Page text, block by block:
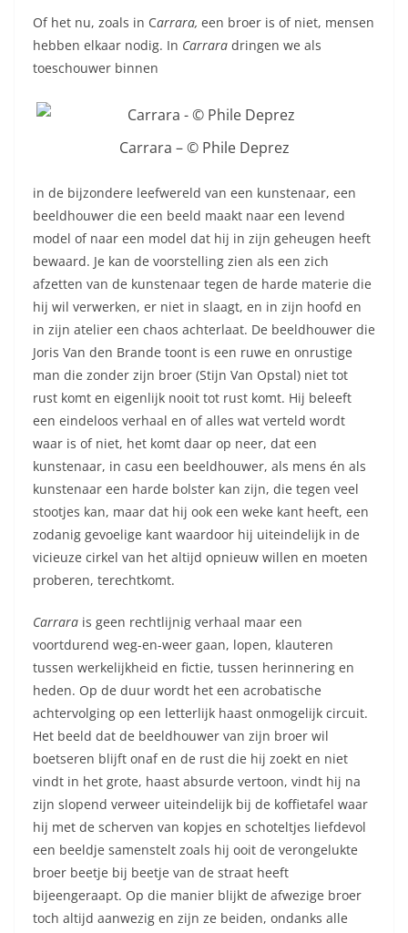
Of het nu, zoals in Carrara, een broer is of niet, mensen
hebben elkaar nodig. In Carrara dringen we als
toeschouwer binnen
Carrara – © Phile Deprez
in de bijzondere leefwereld van een kunstenaar, een
beeldhouwer die een beeld maakt naar een levend
model of naar een model dat hij in zijn geheugen heeft
bewaard. Je kan de voorstelling zien als een zich
afzetten van de kunstenaar tegen de harde materie die
hij wil verwerken, er niet in slaagt, en in zijn hoofd en
in zijn atelier een chaos achterlaat. De beeldhouwer die
Joris Van den Brande toont is een ruwe en onrustige
man die zonder zijn broer (Stijn Van Opstal) niet tot
rust komt en eigenlijk nooit tot rust komt. Hij beleeft
een eindeloos verhaal en of alles wat verteld wordt
waar is of niet, het komt daar op neer, dat een
kunstenaar, in casu een beeldhouwer, als mens én als
kunstenaar een harde bolster kan zijn, die tegen veel
stootjes kan, maar dat hij ook een weke kant heeft, een
zodanig gevoelige kant waardoor hij uiteindelijk in de
vicieuze cirkel van het altijd opnieuw willen en moeten
proberen, terechtkomt.
Carrara is geen rechtlijnig verhaal maar een
voortdurend weg-en-weer gaan, lopen, klauteren
tussen werkelijkheid en fictie, tussen herinnering en
heden. Op de duur wordt het een acrobatische
achtervolging op een letterlijk haast onmogelijk circuit.
Het beeld dat de beeldhouwer van zijn broer wil
boetseren blijft onaf en de rust die hij zoekt en niet
vindt in het grote, haast absurde vertoon, vindt hij na
zijn slopend verweer uiteindelijk bij de koffietafel waar
hij met de scherven van kopjes en schoteltjes liefdevol
een beeldje samenstelt zoals hij ooit de verongelukte
broer beetje bij beetje van de straat heeft
bijeengeraapt. Op die manier blijkt de afwezige broer
toch altijd aanwezig en zijn ze beiden, ondanks alle